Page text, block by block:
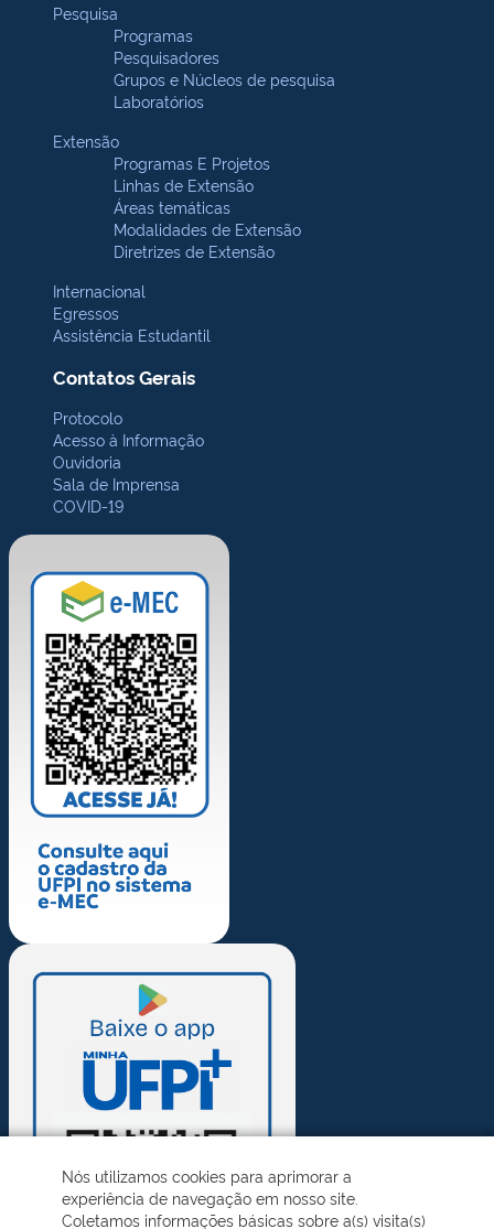
Pesquisa
Programas
Pesquisadores
Grupos e Núcleos de pesquisa
Laboratórios
Extensão
Programas E Projetos
Linhas de Extensão
Áreas temáticas
Modalidades de Extensão
Diretrizes de Extensão
Internacional
Egressos
Assistência Estudantil
Contatos Gerais
Protocolo
Acesso à Informação
Ouvidoria
Sala de Imprensa
COVID-19
Nós utilizamos cookies para aprimorar a
experiência de navegação em nosso site.
Coletamos informações básicas sobre a(s) visita(s)